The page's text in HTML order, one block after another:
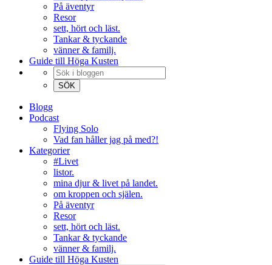
På äventyr
Resor
sett, hört och läst.
Tankar & tyckande
vänner & familj.
Guide till Höga Kusten
Blogg
Podcast
Flying Solo
Vad fan håller jag på med?!
Kategorier
#Livet
listor.
mina djur & livet på landet.
om kroppen och själen.
På äventyr
Resor
sett, hört och läst.
Tankar & tyckande
vänner & familj.
Guide till Höga Kusten